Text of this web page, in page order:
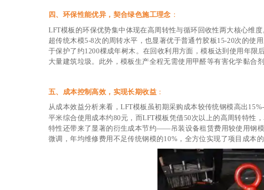
四、环保性能优异，契合绿色施工理念 ：
LFT模板的环保优势集中体现在高周转性与循环回收性两大核心维
超传统木模5-8次的周转水平，也显著优于普通竹胶板15-20次的使
于保护了约1200棵成年树木。在回收利用方面，模板达到使用年
大量建筑垃圾。此外，模板生产全程无需使用甲醛等有害化学黏合
五、成本控制高效，实现长期收益：
从成本效益分析来看，LFT模板虽初期采购成本较传统钢模高出
平米综合使用成本约80元，而LFT模板凭借50次以上的高周转特性
特性还带来了显著的衍生成本节约——吊装设备租赁费用较使用钢
微调，年均维修费用不足传统钢模的10%，全方位实现了项目成本的